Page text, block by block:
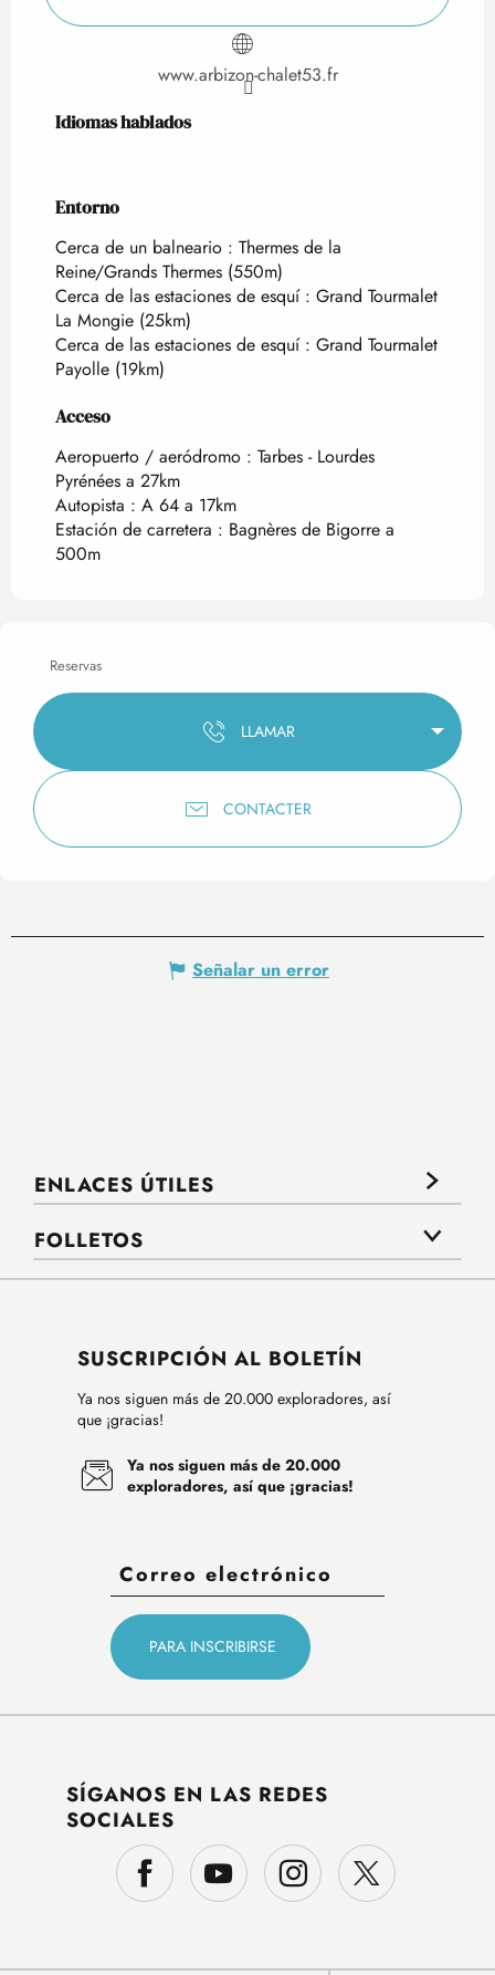
www.arbizon-chalet53.fr
Idiomas hablados
Idiomas hablados
Entorno
Entorno
Cerca de un balneario : Thermes de la
Reine/Grands Thermes (550m)
Cerca de las estaciones de esquí : Grand Tourmalet
La Mongie (25km)
Cerca de las estaciones de esquí : Grand Tourmalet
Payolle (19km)
Acceso
Acceso
Aeropuerto / aeródromo : Tarbes - Lourdes
Pyrénées a 27km
Autopista : A 64 a 17km
Estación de carretera : Bagnères de Bigorre a
500m
Reservas
LLAMAR
CONTACTER
Señalar un error
ENLACES ÚTILES
FOLLETOS
SUSCRIPCIÓN AL BOLETÍN
Ya nos siguen más de 20.000 exploradores, así
que ¡gracias!
Ya nos siguen más de 20.000
exploradores, así que ¡gracias!
SÍGANOS EN LAS REDES
SOCIALES